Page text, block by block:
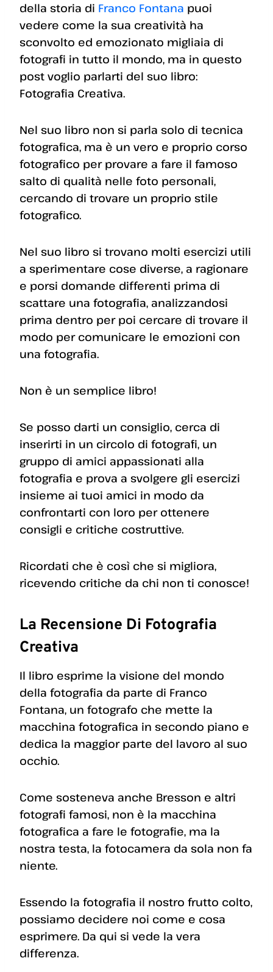
della storia di Franco Fontana puoi
vedere come la sua creatività ha
sconvolto ed emozionato migliaia di
fotografi in tutto il mondo, ma in questo
post voglio parlarti del suo libro:
Fotografia Creativa.
Nel suo libro non si parla solo di tecnica
fotografica, ma è un vero e proprio corso
fotografico per provare a fare il famoso
salto di qualità nelle foto personali,
cercando di trovare un proprio stile
fotografico.
Nel suo libro si trovano molti esercizi utili
a sperimentare cose diverse, a ragionare
e porsi domande differenti prima di
scattare una fotografia, analizzandosi
prima dentro per poi cercare di trovare il
modo per comunicare le emozioni con
una fotografia.
Non è un semplice libro!
Se posso darti un consiglio, cerca di
inserirti in un circolo di fotografi, un
gruppo di amici appassionati alla
fotografia e prova a svolgere gli esercizi
insieme ai tuoi amici in modo da
confrontarti con loro per ottenere
consigli e critiche costruttive.
Ricordati che è così che si migliora,
ricevendo critiche da chi non ti conosce!
La Recensione Di Fotografia
Creativa
Il libro esprime la visione del mondo
della fotografia da parte di Franco
Fontana, un fotografo che mette la
macchina fotografica in secondo piano e
dedica la maggior parte del lavoro al suo
occhio.
Come sosteneva anche Bresson e altri
fotografi famosi, non è la macchina
fotografica a fare le fotografie, ma la
nostra testa, la fotocamera da sola non fa
niente.
Essendo la fotografia il nostro frutto colto,
possiamo decidere noi come e cosa
esprimere. Da qui si vede la vera
differenza.